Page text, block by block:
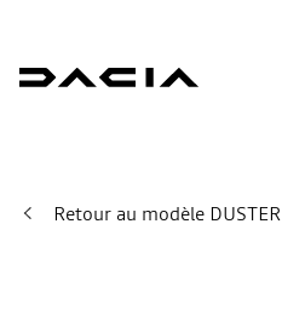
Retour au modèle DUSTER